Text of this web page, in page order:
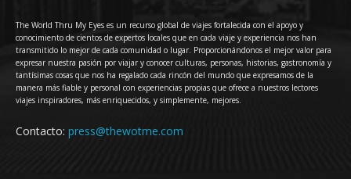
The World Thru My Eyes es un recurso global de viajes fortalecida con el apoyo y
conocimiento de cientos de expertos locales que en cada viaje y experiencia nos han
transmitido lo mejor de cada comunidad o lugar. Proporcionándonos el mejor valor para
expresar nuestra pasión por viajar y conocer culturas, personas, historias, gastronomía y
tantísimas cosas que nos ha regalado cada rincón del mundo que expresamos de la
manera más fiable y personal con experiencias propias que ofrece a nuestros lectores
viajes inspiradores, más enriquecidos, y simplemente, mejores.
Contacto: press@thewotme.com